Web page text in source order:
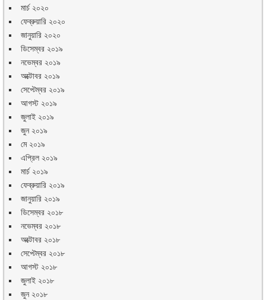
মার্চ ২০২০
ফেব্রুয়ারি ২০২০
জানুয়ারি ২০২০
ডিসেম্বর ২০১৯
নভেম্বর ২০১৯
অক্টোবর ২০১৯
সেপ্টেম্বর ২০১৯
আগস্ট ২০১৯
জুলাই ২০১৯
জুন ২০১৯
মে ২০১৯
এপ্রিল ২০১৯
মার্চ ২০১৯
ফেব্রুয়ারি ২০১৯
জানুয়ারি ২০১৯
ডিসেম্বর ২০১৮
নভেম্বর ২০১৮
অক্টোবর ২০১৮
সেপ্টেম্বর ২০১৮
আগস্ট ২০১৮
জুলাই ২০১৮
জুন ২০১৮